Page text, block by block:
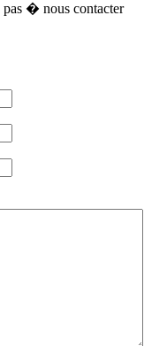
� nous contacter